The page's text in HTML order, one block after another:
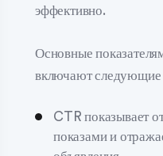
эффективно.
Основные
включают следующие
CTR показывает
показами и